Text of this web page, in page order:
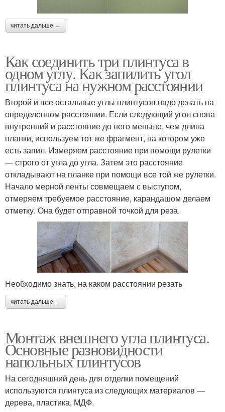
читать дальше →
Как соединить три плинтуса в
одном углу. Как запилить угол
плинтуса на нужном расстоянии
Второй и все остальные углы плинтусов надо делать на
определенном расстоянии. Если следующий угол снова
внутренний и расстояние до него меньше, чем длина
планки, используем тот же фрагмент, на котором уже
есть запил. Измеряем расстояние при помощи рулетки
— строго от угла до угла. Затем это расстояние
откладывают на планке при помощи все той же рулетки.
Начало мерной ленты совмещаем с выступом,
отмеряем требуемое расстояние, карандашом делаем
отметку. Она будет отправной точкой для реза.
Необходимо знать, на каком расстоянии резать
читать дальше →
Монтаж внешнего угла плинтуса.
Основные разновидности
напольных плинтусов
На сегодняшний день для отделки помещений
используются плинтуса из следующих материалов —
дерева, пластика, МДФ.